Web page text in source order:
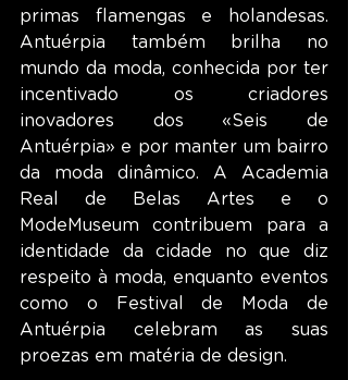
primas flamengas e holandesas.
Antuérpia também brilha no
mundo da moda, conhecida por ter
incentivado os criadores
inovadores dos «Seis de
Antuérpia» e por manter um bairro
da moda dinâmico. A Academia
Real de Belas Artes e o
ModeMuseum contribuem para a
identidade da cidade no que diz
respeito à moda, enquanto eventos
como o Festival de Moda de
Antuérpia celebram as suas
proezas em matéria de design.